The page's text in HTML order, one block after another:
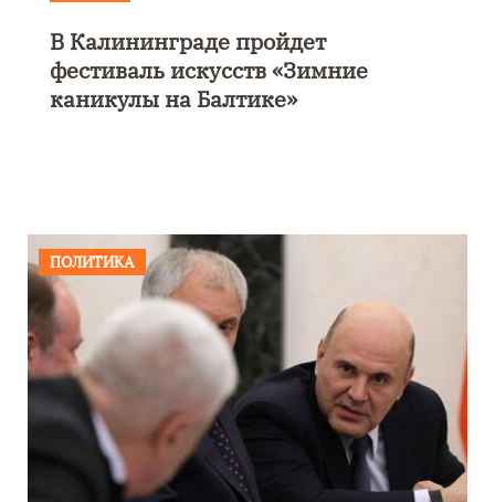
В Калининграде пройдет
фестиваль искусств «Зимние
каникулы на Балтике»
ПОЛИТИКА